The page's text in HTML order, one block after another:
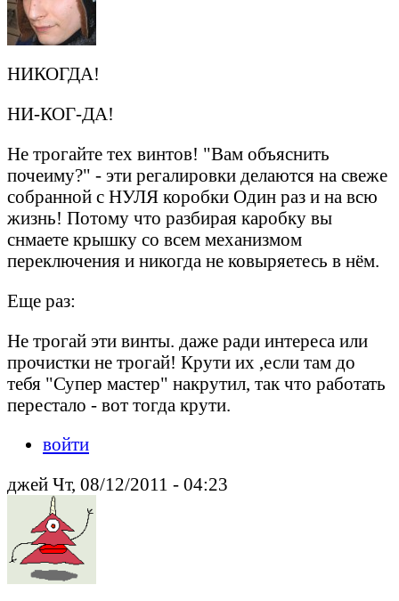
НИКОГДА!
НИ-КОГ-ДА!
Не трогайте тех винтов! "Вам объяснить
почеиму?" - эти регалировки делаются на свеже
собранной с НУЛЯ коробки Один раз и на всю
жизнь! Потому что разбирая каробку вы
снмаете крышку со всем механизмом
переключения и никогда не ковыряетесь в нём.
Еще раз:
Не трогай эти винты. даже ради интереса или
прочистки не трогай! Крути их ,если там до
тебя "Супер мастер" накрутил, так что работать
перестало - вот тогда крути.
войти
джей Чт, 08/12/2011 - 04:23